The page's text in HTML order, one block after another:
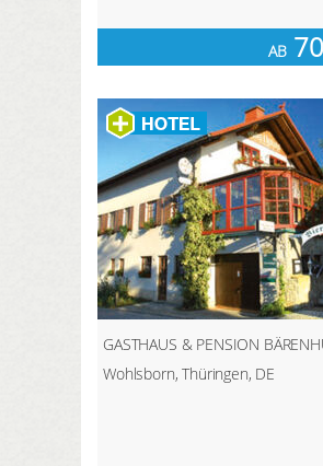
AB
GASTHAUS & PENSION
Wohlsborn, Thüringen, DE